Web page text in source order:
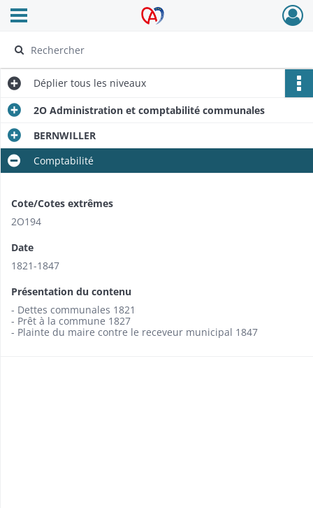
Archives Alsace - Colmar
Ouvrir le menu déroulant
Déplier tous les niveaux
2O Administration et comptabilité communales
BERNWILLER
Comptabilité
Cote/Cotes extrêmes
2O194
Date
1821-1847
Présentation du contenu
- Dettes communales 1821
- Prêt à la commune 1827
- Plainte du maire contre le receveur municipal 1847